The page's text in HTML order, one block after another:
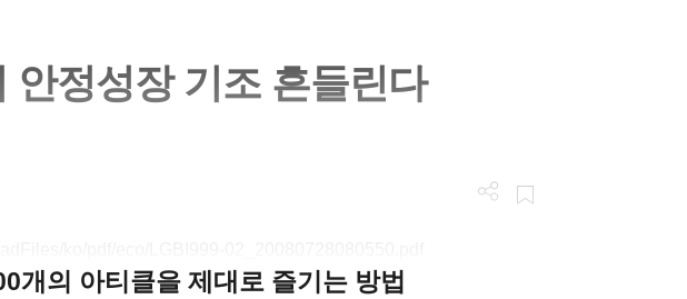
안정성장 기조 흔들린다
개의 아티클을 제대로 즐기는 방법